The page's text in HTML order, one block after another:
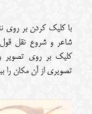
با کلیک کردن بر روی
شاعر و شروع نقل
کلیک بر روی تصویر و
تصویری از آن مکان را